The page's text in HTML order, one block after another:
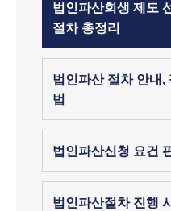
법인파산회생 제도
절차 총정리
법인파산 절차 안내,
법
법인파산신청 요건
법인파산절차 진행